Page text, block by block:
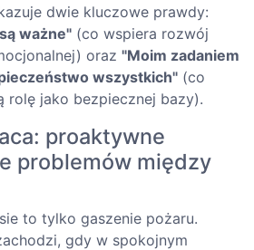
dwie kluczowe prawdy:
ważne" (co wspiera rozwój
oraz "Moim zadaniem
wszystkich" (co
rolę jako bezpiecznej bazy).
proaktywne
problemów między
to tylko gaszenie pożaru.
gdy w spokojnym